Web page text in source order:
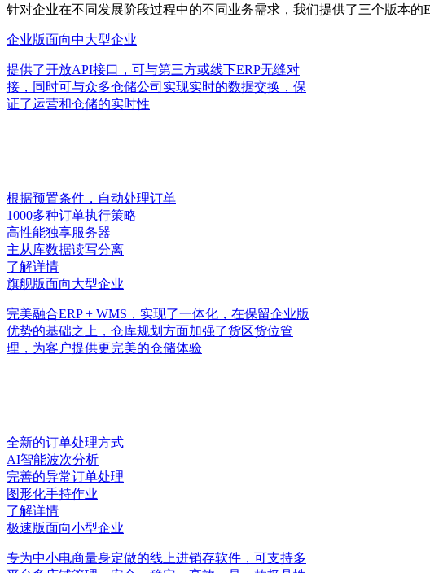
针对企业在不同发展阶段过程中的不同业务需求，我们提供了三个版本的
企业版面向中大型企业
提供了开放API接口，可与第三方或线下ERP无缝对
接，同时可与众多仓储公司实现实时的数据交换，保
证了运营和仓储的实时性
根据预置条件，自动处理订单
1000多种订单执行策略
高性能独享服务器
主从库数据读写分离
了解详情
旗舰版面向大型企业
完美融合ERP + WMS，实现了一体化，在保留企业版
优势的基础之上，仓库规划方面加强了货区货位管
理，为客户提供更完美的仓储体验
全新的订单处理方式
AI智能波次分析
完善的异常订单处理
图形化手持作业
了解详情
极速版面向小型企业
专为中小电商量身定做的线上进销存软件，可支持多